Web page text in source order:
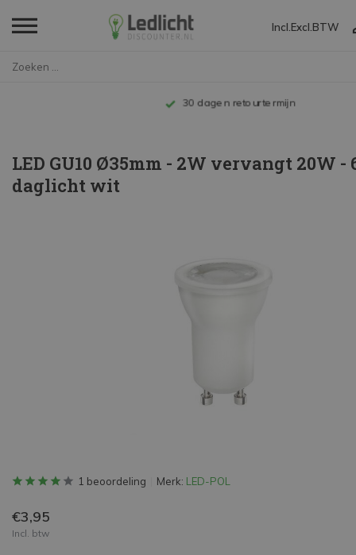
Incl. Excl. BTW
Tot 10 jaar garantie
LED GU10 Ø35mm - 2W vervangt 20W -
daglicht wit
1 beoordeling Merk: LED-POL
€3,95
Incl. btw